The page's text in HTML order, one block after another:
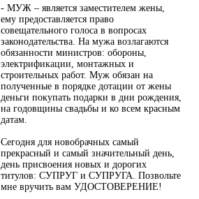
- МУЖ – является заместителем жены,
ему предоставляется право
совещательного голоса в вопросах
законодательства. На мужа возлагаются
обязанности министров: обороны,
электрификации, монтажных и
строительных работ. Муж обязан на
полученные в порядке дотации от жены
деньги покупать подарки в дни рождения,
на годовщины свадьбы и ко всем красным
датам.
Сегодня для новобрачных самый
прекрасный и самый значительный день,
день присвоения новых и дорогих
титулов: СУПРУГ и СУПРУГА. Позвольте
мне вручить вам УДОСТОВЕРЕНИЕ!